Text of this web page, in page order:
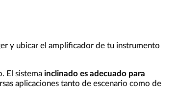
y ubicar el amplificador de tu instrumento
El sistema inclinado es adecuado para
aplicaciones tanto de escenario como de